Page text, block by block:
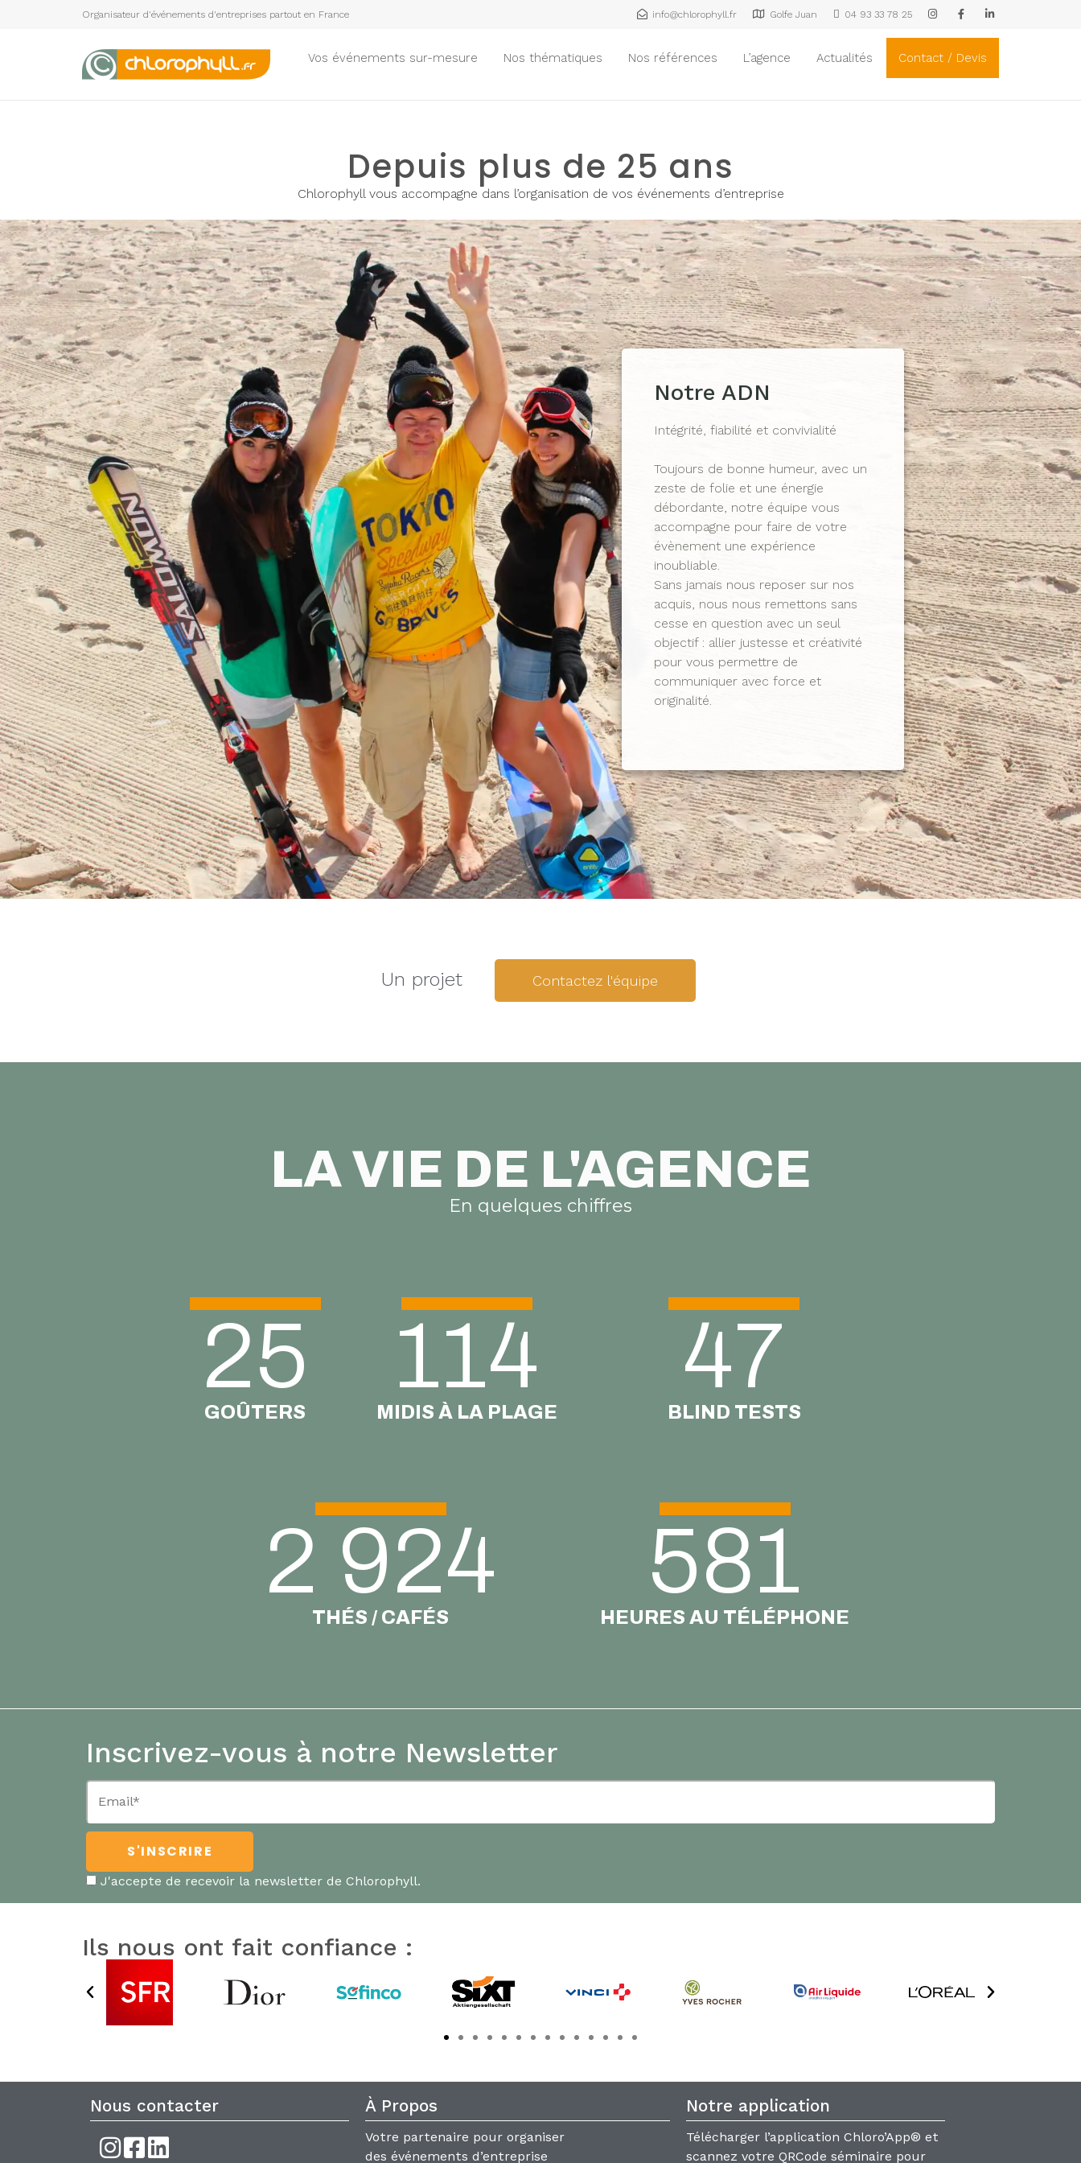
Organisateur d'événements d'entreprises partout en France info@chlorophyll.fr Golfe Juan 04 93 33 78 25
Vos événements sur-mesure Nos thématiques Nos références L’agence Actualités Contact / Devis
Depuis plus de 25 ans
Chlorophyll vous accompagne dans l’organisation de vos événements d’entreprise
Notre ADN
Intégrité, fiabilité et convivialité
Toujours de bonne humeur, avec un
zeste de folie et une énergie
débordante, notre équipe vous
accompagne pour faire de votre
évènement une expérience
inoubliable.
Sans jamais nous reposer sur nos
acquis, nous nous remettons sans
cesse en question avec un seul
objectif : allier justesse et créativité
pour vous permettre de
communiquer avec force et
originalité.
Un projet Contactez l'équipe
LA VIE DE L'AGENCE
En quelques chiffres
GOÛTERS
25
MIDIS À LA PLAGE
114
BLIND TESTS
47
THÉS / CAFÉS
2 924
HEURES AU TÉLÉPHONE
581
Inscrivez-vous à notre Newsletter
J'accepte de recevoir la newsletter de Chlorophyll.
Ils nous ont fait confiance :
Nous contacter À Propos
Votre partenaire pour organiser
des événements d’entreprise
Notre application
Télécharger l’application Chloro’App® et
scannez votre QRCode séminaire pour
Panneau de gestion des cookies